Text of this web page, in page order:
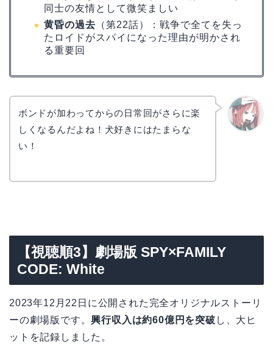
同士の友情として微笑ましい
黄昏の過去 （第22話）：戦争で全てを失っ
たロイドがスパイになった理由が明かされ
る重要回
ボンドが加わってからの日常回がさらに楽
しくなるんだよね！犬好きにはたまらな
い！
【視聴順3】劇場版 SPY×FAMILY
CODE: White
2023年12月22日に公開された完全オリジナルストーリ
ーの劇場版です。興行収入は約60億円を突破 し、大ヒ
ットを記録しました。